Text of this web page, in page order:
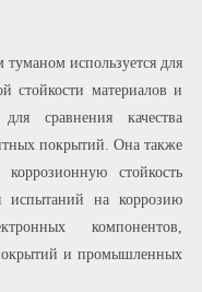
используется для
стойкости материалов и
сравнения качества
покрытий. Она также
стойкость
испытаний на коррозию
компонентов,
и промышленных